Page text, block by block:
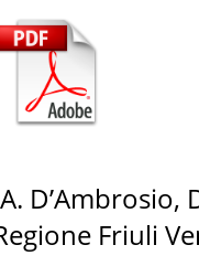
D’Ambrosio,
Friuli